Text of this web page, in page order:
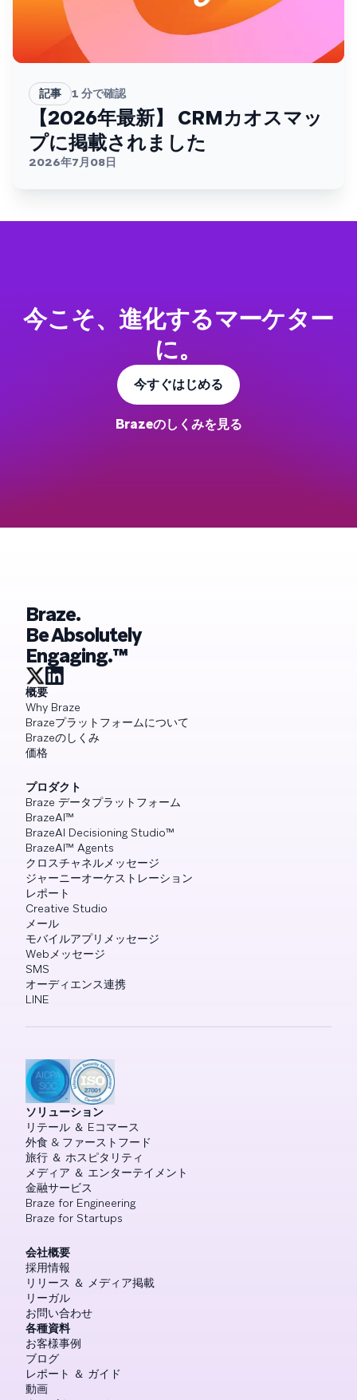
記事 1 分で確認
【2026年最新】 CRMカオスマッ
プに掲載されました
2026年7月08日
今こそ、進化するマーケター
に。
今すぐはじめる
Brazeのしくみを見る
Braze.
Be Absolutely
Engaging.™
概要
Why Braze
Brazeプラットフォームについて
Brazeのしくみ
価格
プロダクト
Braze データプラットフォーム
BrazeAI™
BrazeAI Decisioning Studio™
BrazeAI™ Agents
クロスチャネルメッセージ
ジャーニーオーケストレーション
レポート
Creative Studio
メール
モバイルアプリメッセージ
Webメッセージ
SMS
オーディエンス連携
LINE
ソリューション
リテール ＆ Eコマース
外食 & ファーストフード
旅行 ＆ ホスピタリティ
メディア ＆ エンターテイメント
金融サービス
Braze for Engineering
Braze for Startups
会社概要
採用情報
リリース ＆ メディア掲載
リーガル
お問い合わせ
各種資料
お客様事例
ブログ
レポート ＆ ガイド
動画